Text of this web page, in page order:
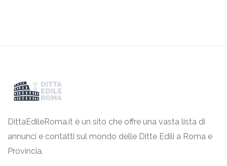
DittaEdileRoma.it è un sito che offre una vasta lista di
annunci e contatti sul mondo delle Ditte Edili a Roma e
Provincia.